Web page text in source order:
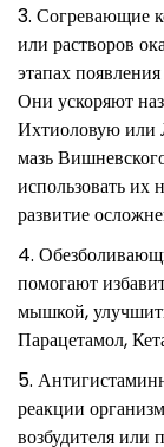
Согревающие
или растворов
этапах
Они ускоряют
Ихтиоловую или
мазь
использовать их
развитие
помогают
мышкой,
Парацетамол,
реакции
возбудителя или